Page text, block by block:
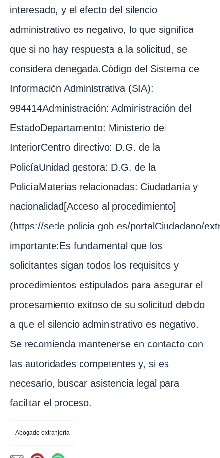
interesado, y el efecto del silencio
administrativo es negativo, lo que significa
que si no hay respuesta a la solicitud, se
considera denegada.Código del Sistema de
Información Administrativa (SIA):
994414Administración: Administración del
EstadoDepartamento: Ministerio del
InteriorCentro directivo: D.G. de la
PolicíaUnidad gestora: D.G. de la
PolicíaMaterias relacionadas: Ciudadanía y
nacionalidad[Acceso al procedimiento]
(https://sede.policia.gob.es/portalCiudadano/
importante:Es fundamental que los
solicitantes sigan todos los requisitos y
procedimientos estipulados para asegurar el
procesamiento exitoso de su solicitud debido
a que el silencio administrativo es negativo.
Se recomienda mantenerse en contacto con
las autoridades competentes y, si es
necesario, buscar asistencia legal para
facilitar el proceso.
Abogado extranjería